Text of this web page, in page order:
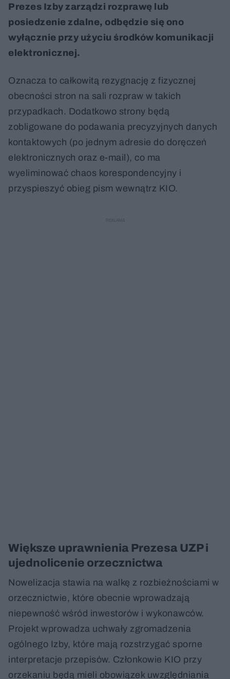
Prezes Izby zarządzi rozprawę lub
posiedzenie zdalne, odbędzie się ono
wyłącznie przy użyciu środków komunikacji
elektronicznej.
Oznacza to całkowitą rezygnację z fizycznej
obecności stron na sali rozpraw w takich
przypadkach. Dodatkowo strony będą
zobligowane do podawania precyzyjnych danych
kontaktowych (po jednym adresie do doręczeń
elektronicznych oraz e-mail), co ma
wyeliminować chaos korespondencyjny i
przyspieszyć obieg pism wewnątrz KIO.
Większe uprawnienia Prezesa UZP i
ujednolicenie orzecznictwa
Nowelizacja stawia na walkę z rozbieżnościami w
orzecznictwie, które obecnie wprowadzają
niepewność wśród inwestorów i wykonawców.
Projekt wprowadza uchwały zgromadzenia
ogólnego Izby, które mają rozstrzygać sporne
interpretacje przepisów. Członkowie KIO przy
orzekaniu będą mieli obowiązek uwzględniania